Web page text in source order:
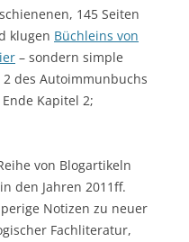
145 Seiten
klugen Büchleins von
– sondern simple
des Autoimmunbuchs
Kapitel 2;
von Blogartikeln
den Jahren 2011ff.
Notizen zu neuer
Fachliteratur,